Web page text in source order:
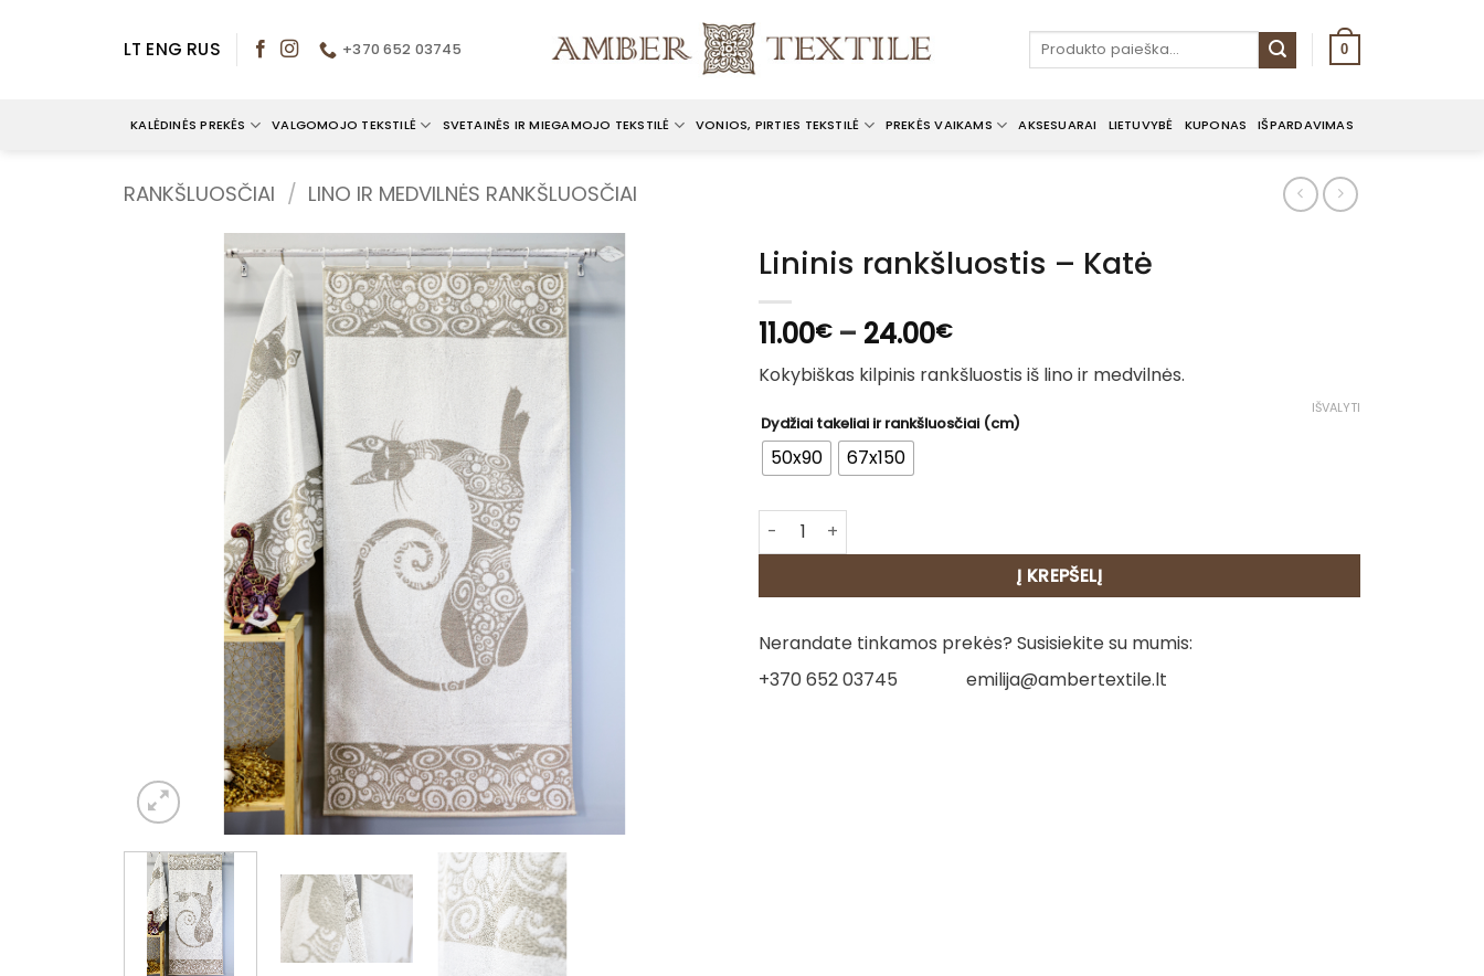
LT ENG RUS +370 652 03745 Ieškoti: 0
KALĖDINĖS PREKĖS VALGOMOJO TEKSTILĖ SVETAINĖS IR MIEGAMOJO TEKSTILĖ VONIOS, PIRTIES TEKSTILĖ PREKĖS VAIKAMS AKSESUARAI LIETUVYBĖ KUPONAS IŠPARDAVIMAS
RANKŠLUOSČIAI / LINO IR MEDVILNĖS RANKŠLUOSČIAI
Lininis rankšluostis – Katė
11.00€ – 24.00€Price
range:
11.00€
through
24.00€
Kokybiškas kilpinis rankšluostis iš lino ir medvilnės.
Dydžiai takeliai ir rankšluosčiai (cm)
50x90 67x150
IŠVALYTI
produkto kiekis: Lininis rankšluostis - Katė
Į KREPŠELĮ
Nerandate tinkamos prekės? Susisiekite su mumis:
+370 652 03745
emilija@ambertextile.lt